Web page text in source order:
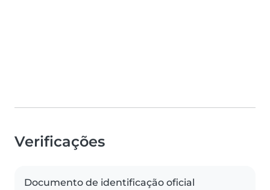
Verificações
Documento de identificação oficial